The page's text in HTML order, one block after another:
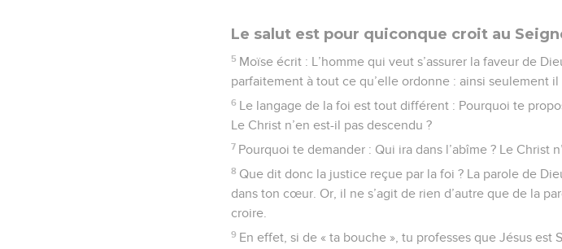
Le salut est pour quiconque croit au
5 Moïse écrit : L’homme qui veut s’assurer la faveur de
parfaitement à tout ce qu’elle ordonne : ainsi seulement il
6 Le langage de la foi est tout différent : Pourquoi te
Le Christ n’en est-il pas descendu ?
7 Pourquoi te demander : Qui ira dans l’abîme ? Le Christ
8 Que dit donc la justice reçue par la foi ? La parole de
dans ton cœur. Or, il ne s’agit de rien d’autre que de la
croire.
9 En effet, si de « ta bouche », tu professes que Jésus